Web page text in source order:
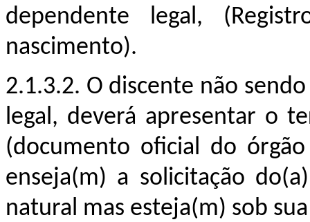
dependente legal,
nascimento).
2.1.3.2. O discente não
legal, deverá apresentar o
(documento oficial do
enseja(m) a solicitação
natural mas esteja(m) sob